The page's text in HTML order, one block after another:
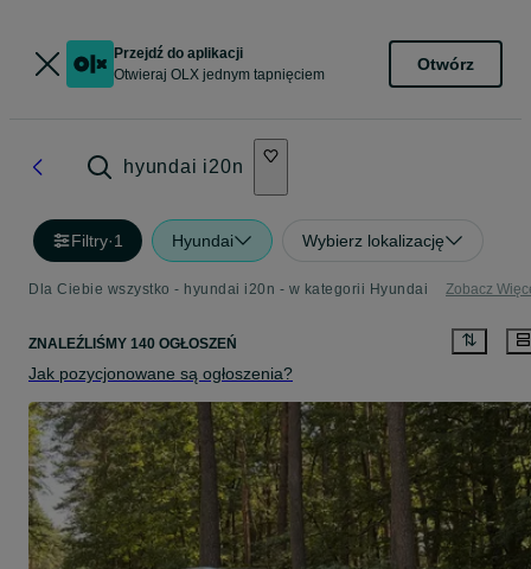
Przejdź do aplikacji
Otwieraj OLX jednym tapnięciem
Otwórz
hyundai i20n
Filtry·1 Hyundai Wybierz lokalizację
Dla Ciebie wszystko - hyundai i20n - w kategorii Hyundai Zobacz
ZNALEŹLIŚMY 140 OGŁOSZEŃ
Jak pozycjonowane są ogłoszenia?